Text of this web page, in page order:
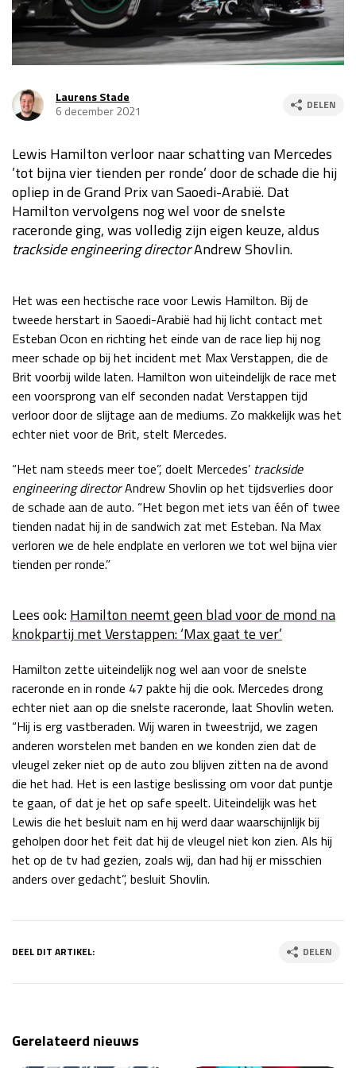
Race
za 13:00 - 15:00
Kwalificatie
za 23:00 - 00:00
Race
zo 21:00 - 23:00
Kwalificatie
za 22:00 - 23:00
Race
zo 21:00 - 23:00
Kwalificatie
za 19:00 - 20:00
Race
zo 18:00 - 20:00
LAS VEGAS GRAND PRIX 2026 20 - 22 nov
Kwalificatie
za 05:00 - 06:00
Race
GP QATAR 2026 27 - 29 nov
Kwalificatie
za 19:00 - 20:00
Race
zo 17:00 - 19:00
GP ABU DHABI 2026 04 - 06 dec
Kwalificatie
za 15:00 - 16:00
Race
zo 14:00 - 16:00
Laurens Stade
6 december 2021
DELEN
Lewis Hamilton verloor naar schatting van Mercedes
’tot bijna vier tienden per ronde’ door de schade die hij
opliep in de Grand Prix van Saoedi-Arabië. Dat
Hamilton vervolgens nog wel voor de snelste
raceronde ging, was volledig zijn eigen keuze, aldus
trackside engineering directorAndrew Shovlin.
Het was een hectische race voor Lewis Hamilton. Bij de
tweede herstart in Saoedi-Arabië had hij licht contact met
Esteban Ocon en richting het einde van de race liep hij nog
meer schade op bij het incident met Max Verstappen, die de
Brit voorbij wilde laten. Hamilton won uiteindelijk de race met
een voorsprong van elf seconden nadat Verstappen tijd
verloor door de slijtage aan de mediums. Zo makkelijk was het
echter niet voor de Brit, stelt Mercedes.
“Het nam steeds meer toe”, doelt Mercedes’ trackside
engineering directorAndrew Shovlin op het tijdsverlies door
de schade aan de auto. “Het begon met iets van één of twee
tienden nadat hij in de sandwich zat met Esteban. Na Max
verloren we de hele endplate en verloren we tot wel bijna vier
tienden per ronde.”
Lees ook:Hamilton neemt geen blad voor de mond na
knokpartij met Verstappen: ‘Max gaat te ver’
Hamilton zette uiteindelijk nog wel aan voor de snelste
raceronde en in ronde 47 pakte hij die ook. Mercedes drong
echter niet aan op die snelste raceronde, laat Shovlin weten.
“Hij is erg vastberaden. Wij waren in tweestrijd, we zagen
anderen worstelen met banden en we konden zien dat de
vleugel zeker niet op de auto zou blijven zitten na de avond
die het had. Het is een lastige beslissing om voor dat puntje
te gaan, of dat je het op safe speelt. Uiteindelijk was het
Lewis die het besluit nam en hij werd daar waarschijnlijk bij
geholpen door het feit dat hij de vleugel niet kon zien. Als hij
het op de tv had gezien, zoals wij, dan had hij er misschien
anders over gedacht”, besluit Shovlin.
DEEL DIT ARTIKEL: DELEN
Gerelateerd nieuws